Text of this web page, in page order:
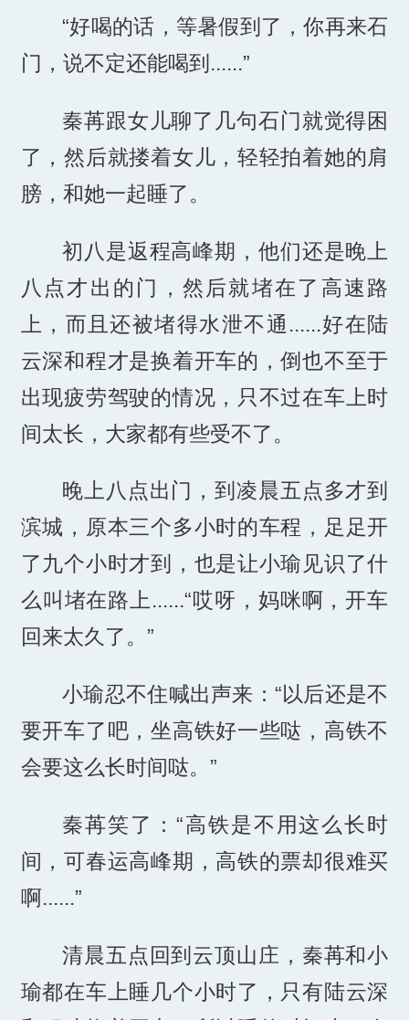
“好喝的话，等暑假到了，你再来石
门，说不定还能喝到......”
秦苒跟女儿聊了几句石门就觉得困
了，然后就搂着女儿，轻轻拍着她的肩
膀，和她一起睡了。
初八是返程高峰期，他们还是晚上
八点才出的门，然后就堵在了高速路
上，而且还被堵得水泄不通......好在陆
云深和程才是换着开车的，倒也不至于
出现疲劳驾驶的情况，只不过在车上时
间太长，大家都有些受不了。
晚上八点出门，到凌晨五点多才到
滨城，原本三个多小时的车程，足足开
了九个小时才到，也是让小瑜见识了什
么叫堵在路上......“哎呀，妈咪啊，开车
回来太久了。”
小瑜忍不住喊出声来：“以后还是不
要开车了吧，坐高铁好一些哒，高铁不
会要这么长时间哒。”
秦苒笑了：“高铁是不用这么长时
间，可春运高峰期，高铁的票却很难买
啊......”
清晨五点回到云顶山庄，秦苒和小
瑜都在车上睡几个小时了，只有陆云深